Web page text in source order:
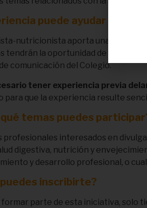
puede ayudar a
nutricionista aporta una visión
tendrán la oportunidad de
comunicación del Colegio.
tener experiencia previa
para que la experiencia resulte
temas puedes
profesionales interesados en
digestiva, nutrición y
y desarrollo profesional, o
inscribirte?
formar parte de esta iniciativa, solo